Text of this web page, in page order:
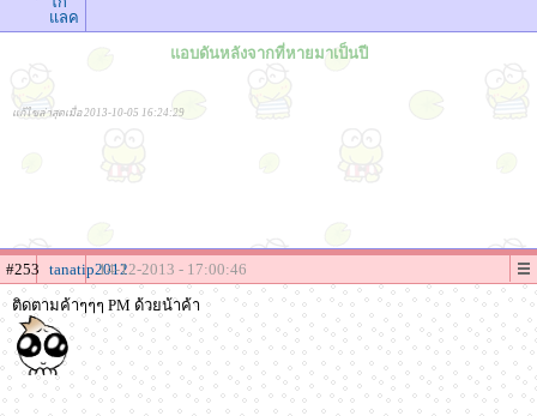
แลค
แอบดันหลังจากที่หายมาเป็นปี
แก้ไขล่าสุดเมื่อ 2013-10-05 16:24:29
#253 tanatip201214-12-2013 - 17:00:46
ติดตามค้าๆๆๆ PM ด้วยน้าค้า